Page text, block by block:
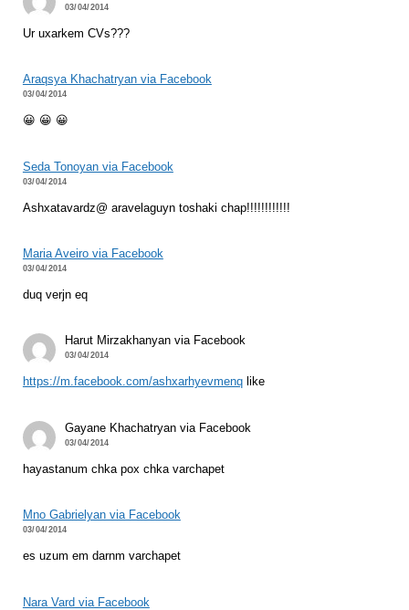
03/04/2014
Ur uxarkem CVs???
Araqsya Khachatryan via Facebook
03/04/2014
😀 😀 😀
Seda Tonoyan via Facebook
03/04/2014
Ashxatavardz@ aravelaguyn toshaki chap!!!!!!!!!!!!
Maria Aveiro via Facebook
03/04/2014
duq verjn eq
Harut Mirzakhanyan via Facebook
03/04/2014
https://m.facebook.com/ashxarhyevmenqlike
Gayane Khachatryan via Facebook
03/04/2014
hayastanum chka pox chka varchapet
Mno Gabrielyan via Facebook
03/04/2014
es uzum em darnm varchapet
Nara Vard via Facebook